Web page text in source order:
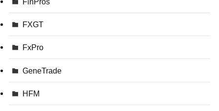
FXGT
FxPro
GeneTrade
HFM